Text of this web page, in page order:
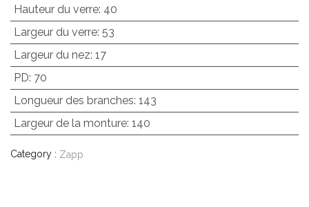
Hauteur du verre: 40
Largeur du verre: 53
Largeur du nez: 17
PD: 70
Longueur des branches: 143
Largeur de la monture: 140
Category : Zapp